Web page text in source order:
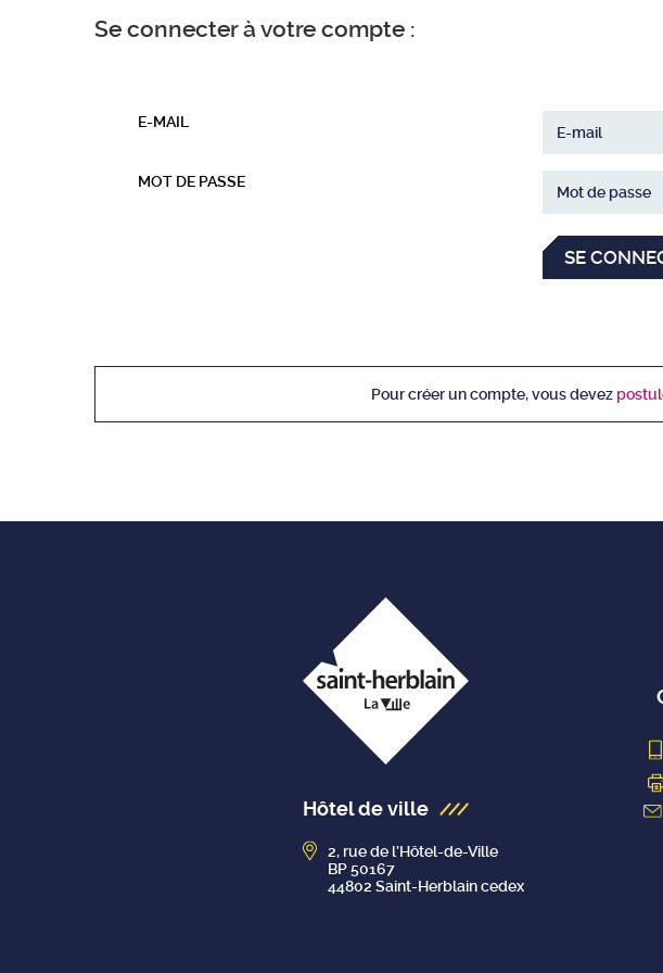
Se connecter à votre compte :
E-MAIL
MOT DE PASSE
SE
Pour créer un compte, vous devez
Hôtel de ville
2, rue de l’Hôtel-de-Ville
BP 50167
44802 Saint-Herblain cedex